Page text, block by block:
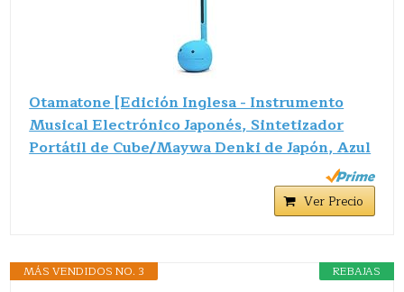
Otamatone [Edición Inglesa - Instrumento
Musical Electrónico Japonés, Sintetizador
Portátil de Cube/Maywa Denki de Japón, Azul
Ver Precio
REBAJAS
MÁS VENDIDOS NO. 3